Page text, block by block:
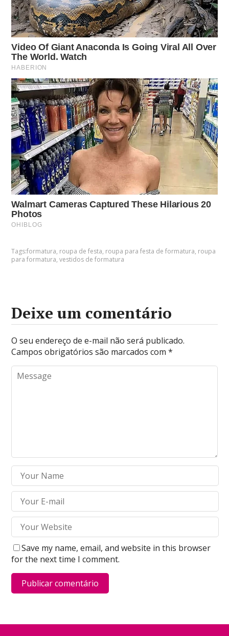
Tags:formatura, roupa de festa, roupa para festa de formatura, roupa
para formatura,vestidos de formatura
Deixe um comentário
O seu endereço de e-mail não será publicado.
Campos obrigatórios são marcados com*
Save my name, email, and website in this browser
for the next time I comment.